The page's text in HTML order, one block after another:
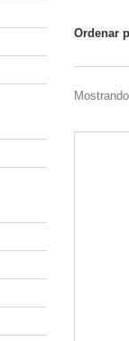
Ordenar